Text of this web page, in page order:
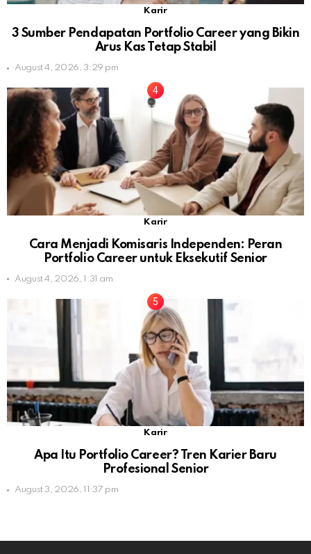
Karir
3 Sumber Pendapatan Portfolio Career yang Bikin
Arus Kas Tetap Stabil
August 4, 2026, 3:29 pm
Karir
Cara Menjadi Komisaris Independen: Peran
Portfolio Career untuk Eksekutif Senior
August 4, 2026, 1:31 am
Karir
Apa Itu Portfolio Career? Tren Karier Baru
Profesional Senior
August 3, 2026, 11:37 pm